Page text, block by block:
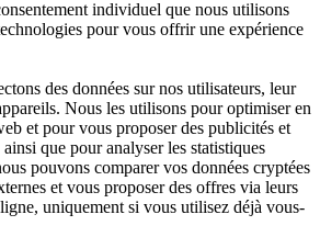
individuel que nous utilisons
pour vous offrir une expérience
des données sur nos utilisateurs, leur
Nous les utilisons pour optimiser en
et pour vous proposer des publicités et
que pour analyser les statistiques
pouvons comparer vos données cryptées
et vous proposer des offres via leurs
uniquement si vous utilisez déjà vous-